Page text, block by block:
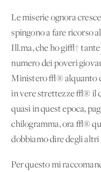
Le miserie ognora
spingono a fare ricorso
Ill.ma, che ho gi√†
numero dei poveri
Ministero √® alquanto
in vere strettezze √® il
quasi in quest'epoca,
chilogramma, ora √®
dobbiamo dire degli
Per questo mi